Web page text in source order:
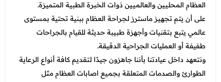
العظام المحليين والعالميين ذوات الخبرة الطبية المتميزة.
على أن يتم تجهيز ماسترز لجراحة العظام ببنية تحتية بمستوى
عالمي يتبع بتقنيات وأجهزة طبيبة حديثة للقيام بالجراحات
طفيفة أو العمليات الجراحية الدقيقة.
ونتعهد داخل عيادتنا بأننا جاهزون جيدًا لتقديم كافة أنواع الرعاية
الطوارئ والصدمات المتعلقة بجميع اصابات العظام مثل